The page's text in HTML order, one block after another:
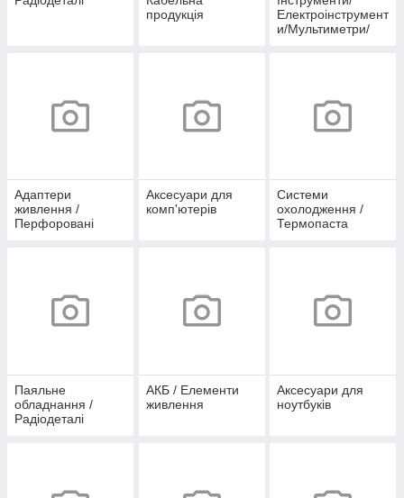
продукція
Електроінструмент
и/Мультиметри/
Адаптери
живлення /
Перфоровані
Аксесуари для
комп'ютерів
Системи
охолодження /
Термопаста
Паяльне
обладнання /
Радіодеталі
АКБ / Елементи
живлення
Аксесуари для
ноутбуків